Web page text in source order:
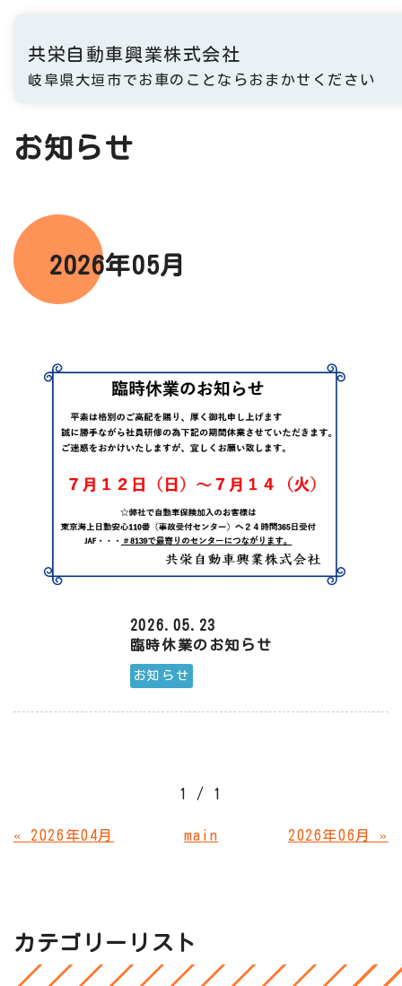
共栄自動車興業株式会社
岐阜県大垣市でお車のことならおまかせください
お知らせ
2026年05月
2026.05.23
お知らせ
臨時休業のお知らせ
1 / 1
« 2026年04月 main 2026年06月 »
カテゴリーリスト